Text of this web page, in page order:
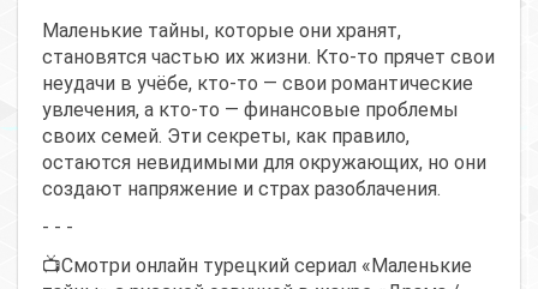
Маленькие тайны, которые они хранят,
становятся частью их жизни. Кто-то прячет свои
неудачи в учёбе, кто-то — свои романтические
увлечения, а кто-то — финансовые проблемы
своих семей. Эти секреты, как правило,
остаются невидимыми для окружающих, но они
создают напряжение и страх разоблачения.
- - -
📺Смотри онлайн турецкий сериал «Маленькие